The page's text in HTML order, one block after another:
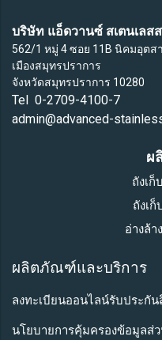
บริษัท แอ็ดวานซ์ สเตนเลส
562/1 หมู่ 4 ซอย 11B นิคมอุต
เมืองสมุทรปราการ
จังหวัดสมุทรปราการ 10280
Tel 0-2709-4100-7
admin@advanced-
ผ
ถังเก็
ถังเ
อ่างล้า
ผลิตภัณฑ์และบริการ
ลงทะเบียนออนไลน์รับประกั
นโยบายการคุ้มครองข้อมูลส่